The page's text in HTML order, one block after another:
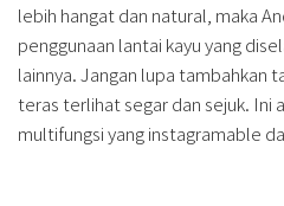
lebih hangat dan natural, maka
penggunaan lantai kayu yang
lainnya. Jangan lupa tambahkan
teras terlihat segar dan sejuk. Ini
multifungsi yang instagramable